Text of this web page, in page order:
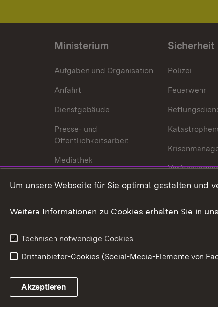
Ministerium
Aufgaben und Organisation
Anfahrt
Dienstgebäude
Presse- und
Öffentlichkeitsarbeit
Mediathek
Publikationen
Sicherheit
Polizei
Feuerwehr
Datenschutz
Link zum Landesportal
Um unsere Webseite für Sie optimal gestalten und
Weitere Informationen zu Cookies erhalten Sie in
Technisch notwendige Cookies
Drittanbieter-Cookies (Social-Media-Elemente von
Akzeptieren